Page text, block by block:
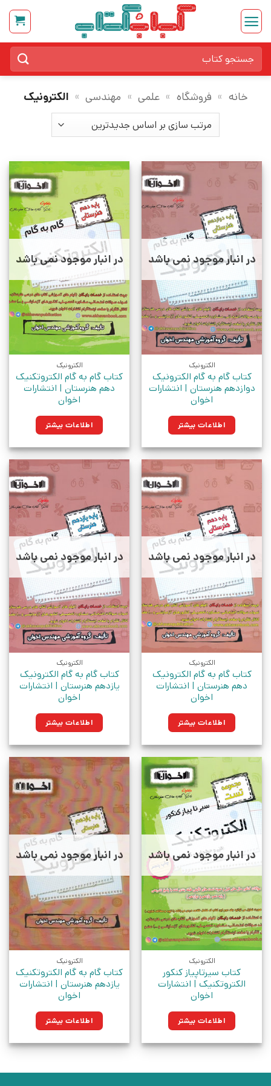
Skip
content
برای:
خانه » فروشگاه » علمی » مهندسی » الکترونیک
در انبار موجود نمی باشد
الکترونیک
کتاب گام به گام الکترونیک
دوازدهم هنرستان | انتشارات
اخوان
اطلاعات بیشتر
در انبار موجود نمی باشد
الکترونیک
کتاب گام به گام الکتروتکنیک
دهم هنرستان | انتشارات
اخوان
اطلاعات بیشتر
در انبار موجود نمی باشد
الکترونیک
کتاب گام به گام الکترونیک
دهم هنرستان | انتشارات
اخوان
اطلاعات بیشتر
در انبار موجود نمی باشد
الکترونیک
کتاب گام به گام الکترونیک
یازدهم هنرستان | انتشارات
اخوان
اطلاعات بیشتر
در انبار موجود نمی باشد
الکترونیک
کتاب سیرتاپیاز کنکور
الکتروتکنیک | انتشارات
اخوان
اطلاعات بیشتر
در انبار موجود نمی باشد
الکترونیک
کتاب گام به گام الکتروتکنیک
یازدهم هنرستان | انتشارات
اخوان
اطلاعات بیشتر